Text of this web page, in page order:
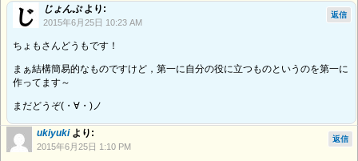
じょんぷ より:
2015年6月25日 10:23 AM
ちょもさんどうもです！
まぁ結構簡易的なものですけど，第一に自分の役に立つものというのを第一に
作ってます～
まだどうぞ(・∀・)ノ
返信
ukiyuki より:
2015年6月25日 1:10 PM
返信